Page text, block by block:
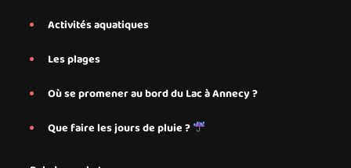
Activités aquatiques
Les plages
Où se promener au bord du Lac à Annecy ?
Que faire les jours de pluie ?